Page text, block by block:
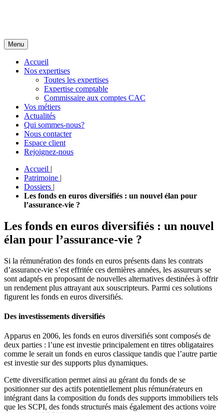
Menu
Accueil
Nos expertises
Toutes les expertises
Expertise comptable
Commissaire aux comptes CAC
Vos métiers
Actualités
Qui sommes-nous?
Nous contacter
Espace client
Rejoignez-nous
Accueil |
Patrimoine |
Dossiers |
Les fonds en euros diversifiés : un nouvel élan pour
l’assurance-vie ?
Les fonds en euros diversifiés : un nouvel
élan pour l’assurance-vie ?
Si la rémunération des fonds en euros présents dans les contrats
d’assurance-vie s’est effritée ces dernières années, les assureurs se
sont adaptés en proposant de nouvelles alternatives destinées à offrir
un rendement plus attrayant aux souscripteurs. Parmi ces solutions
figurent les fonds en euros diversifiés.
Des investissements diversifiés
Apparus en 2006, les fonds en euros diversifiés sont composés de
deux parties : l’une est investie principalement en titres obligataires
comme le serait un fonds en euros classique tandis que l’autre partie
est investie sur des supports plus dynamiques.
Cette diversification permet ainsi au gérant du fonds de se
positionner sur des actifs potentiellement plus rémunérateurs en
intégrant dans la composition du fonds des supports immobiliers tels
que les SCPI, des fonds structurés mais également des actions voire